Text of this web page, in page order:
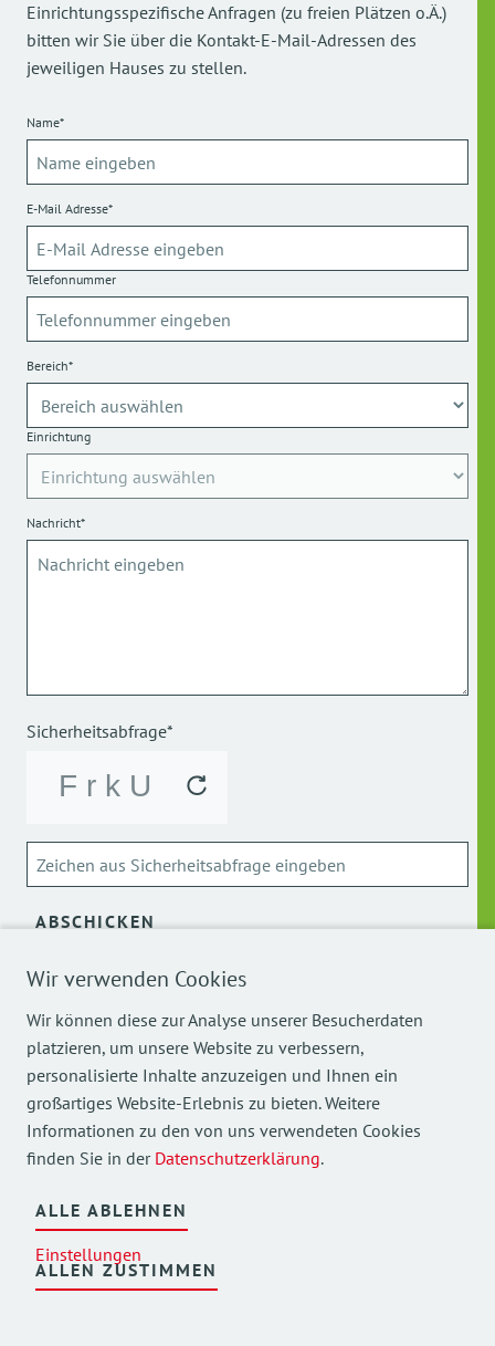
Wir verwenden Cookies
Wir können diese zur Analyse unserer Besucherdaten
platzieren, um unsere Website zu verbessern,
personalisierte Inhalte anzuzeigen und Ihnen ein
großartiges Website-Erlebnis zu bieten. Weitere
Informationen zu den von uns verwendeten Cookies
finden Sie in der Datenschutzerklärung.
ALLE ABLEHNEN
Einstellungen
ALLEN ZUSTIMMEN
Einrichtungsspezifische Anfragen (zu freien Plätzen o.Ä.)
bitten wir Sie über die Kontakt-E-Mail-Adressen des
jeweiligen Hauses zu stellen.
Name*
E-Mail Adresse*
Telefonnummer
Bereich*
Einrichtung
Nachricht*
Sicherheitsabfrage*
ABSCHICKEN
Über die Verarbeitung meiner personenbezogenen Daten
Mehr Einblicke in unsere Arbeit finden Sie auch auf
unseren Social Media Kanälen.